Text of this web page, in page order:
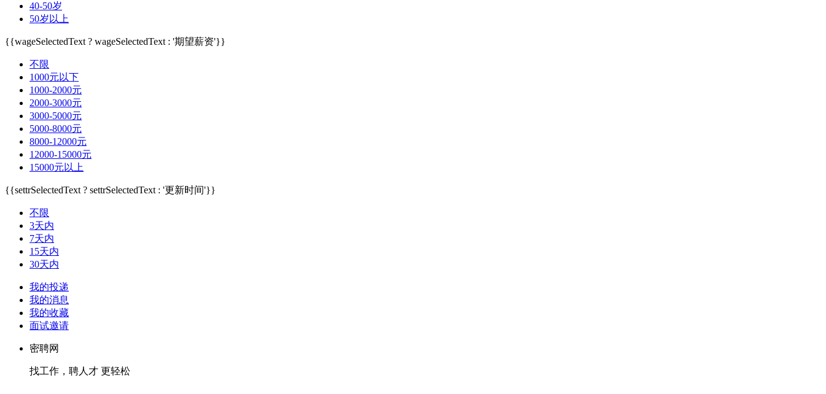
40-50岁
50岁以上
{{wageSelectedText ? wageSelectedText : '期望薪资'}}
不限
1000元以下
1000-2000元
2000-3000元
3000-5000元
5000-8000元
8000-12000元
12000-15000元
15000元以上
{{settrSelectedText ? settrSelectedText : '更新时间'}}
不限
3天内
7天内
15天内
30天内
我的投递
我的消息
我的收藏
面试邀请
密聘网
找工作，聘人才 更轻松